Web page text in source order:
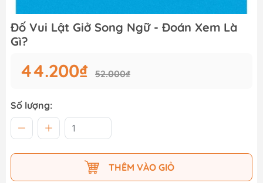
Đố Vui Lật Giở Song Ngữ - Đoán Xem Là
Gì?
44.200₫ 52.000₫
Số lượng:
THÊM VÀO GIỎ